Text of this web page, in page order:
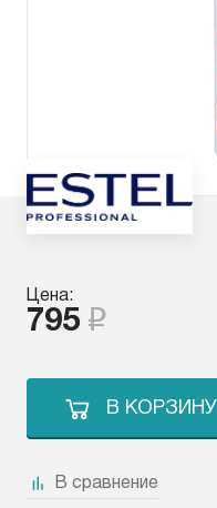
Цена:
795
В КОРЗИНУ
В сравнение